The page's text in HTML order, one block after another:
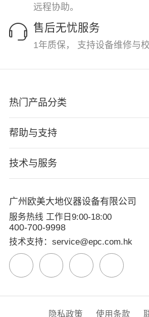
远程协助。
售后无忧服务
1年质保， 支持设备维修与校
热门产品分类
帮助与支持
技术与服务
广州欧美大地仪器设备有限公司
服务热线 工作日9:00-18:00
400-700-9998
技术支持：service@epc.com.hk
隐私政策 使用条款